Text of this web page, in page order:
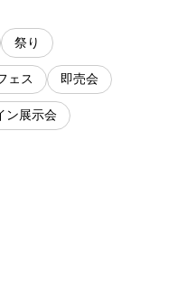
祭り
ェス 即売会
ン展示会